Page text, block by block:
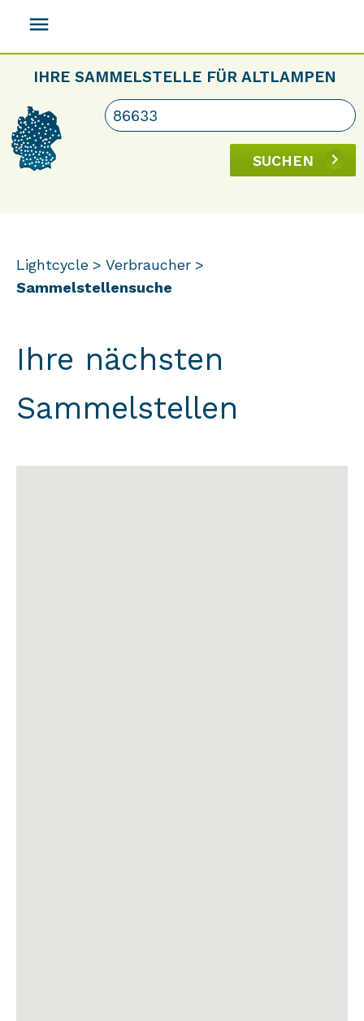
menu
IHRE SAMMELSTELLE FÜR ALTLAMPEN
SUCHEN
Lightcycle
Verbraucher
Sammelstellensuche
Ihre nächsten
Sammelstellen